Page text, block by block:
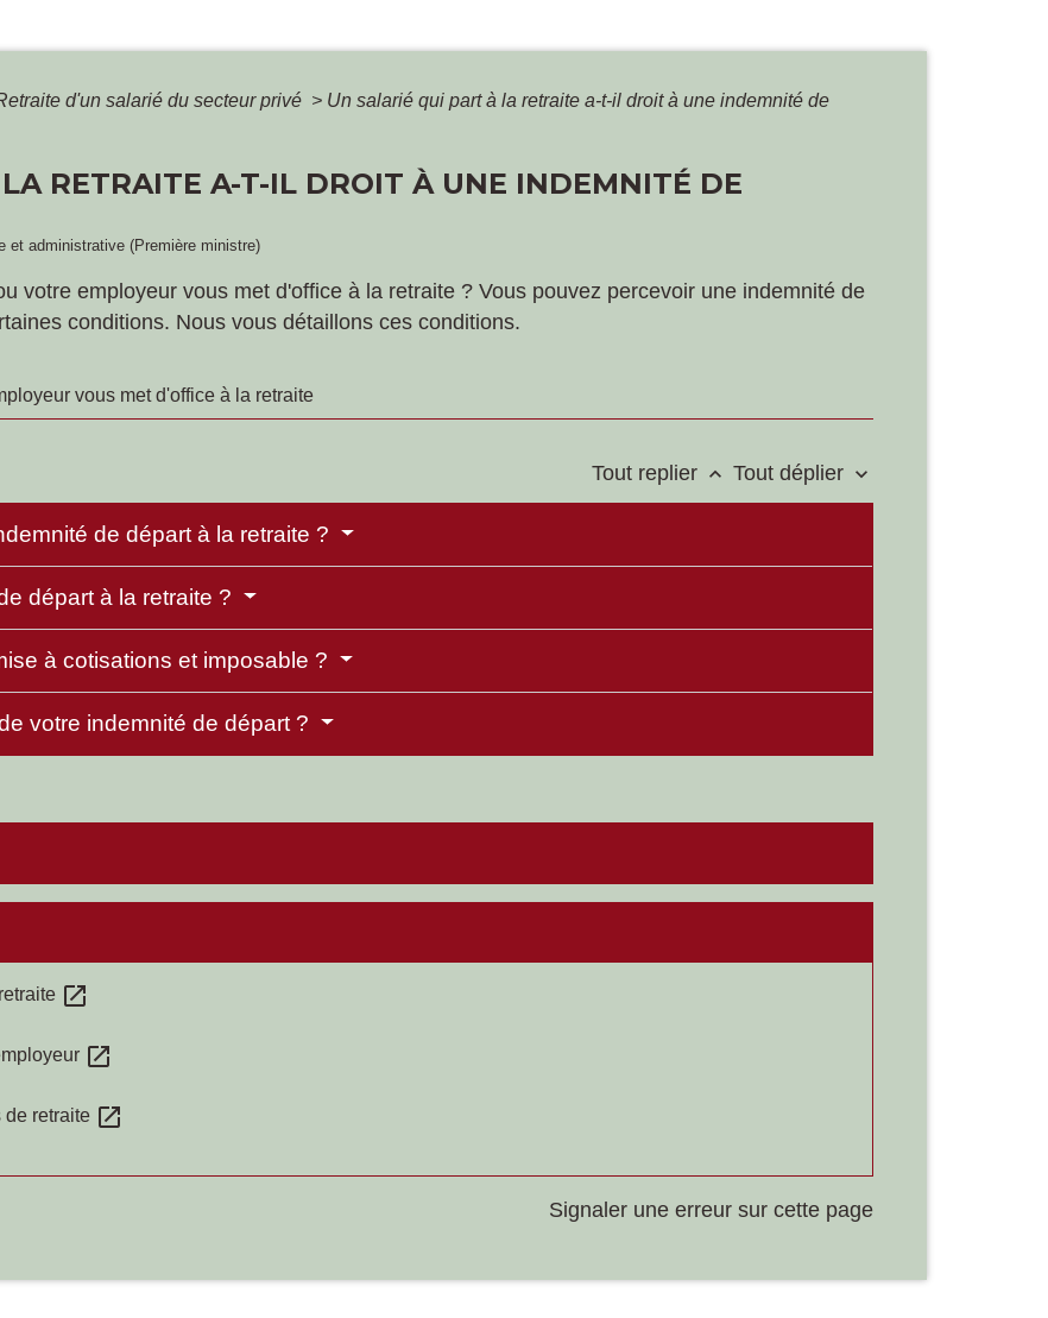
d'un salarié du secteur privé > Un salarié qui part à la retraite a-t-il droit à une indemnité de
RETRAITE A-T-IL DROIT À UNE INDEMNITÉ DE
et administrative (Première ministre)
votre employeur vous met d'office à la retraite ? Vous pouvez percevoir une indemnité de
conditions. Nous vous détaillons ces conditions.
vous met d'office à la retraite
Tout replier keyboard_arrow_up Tout déplier keyboard_arrow_down
de départ à la retraite ?
départ à la retraite ?
à cotisations et imposable ?
votre indemnité de départ ?
open_in_new
open_in_new
de retraite open_in_new
Signaler une erreur sur cette page